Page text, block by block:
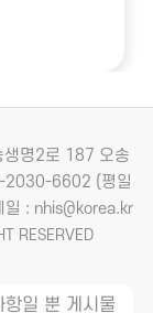
생명2로 187 오송
2030-6602 (평일
: nhis@korea.kr
RESERVED
일 뿐 게시물